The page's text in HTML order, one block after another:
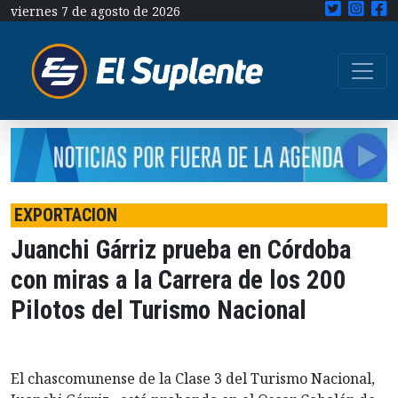
viernes 7 de agosto de 2026
EXPORTACION
Juanchi Gárriz prueba en Córdoba
con miras a la Carrera de los 200
Pilotos del Turismo Nacional
El chascomunense de la Clase 3 del Turismo Nacional,